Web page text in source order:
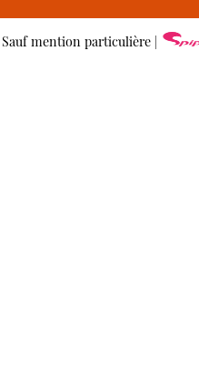
mention particulière |